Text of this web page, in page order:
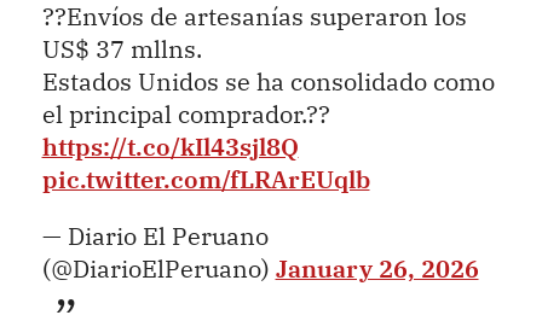
??Envíos de artesanías superaron los
US$ 37 mllns.
Estados Unidos se ha consolidado como
el principal comprador.??
https://t.co/kIl43sjl8Q
pic.twitter.com/fLRArEUqlb
— Diario El Peruano
(@DiarioElPeruano) January 26, 2026